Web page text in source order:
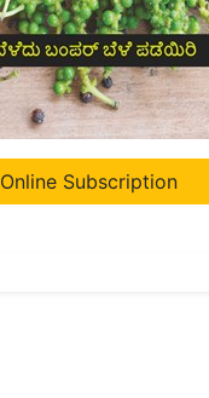
Online Subscription